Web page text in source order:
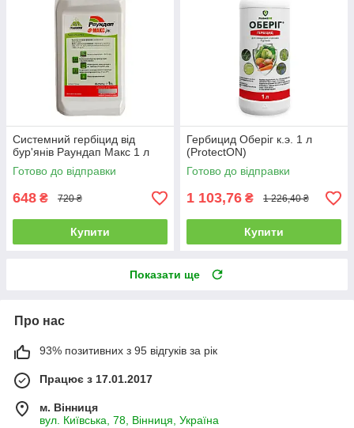
Системний гербіцид від
бур'янів Раундап Макс 1 л
Готово до відправки
648 ₴ 720 ₴
Купити
Гербицид Оберіг к.э. 1 л
(ProtectON)
Готово до відправки
1 103,76 ₴ 1 226,40 ₴
Купити
Показати ще
Про нас
93% позитивних з 95 відгуків за рік
Працює з 17.01.2017
м. Вінниця
вул. Київська, 78, Вінниця, Україна